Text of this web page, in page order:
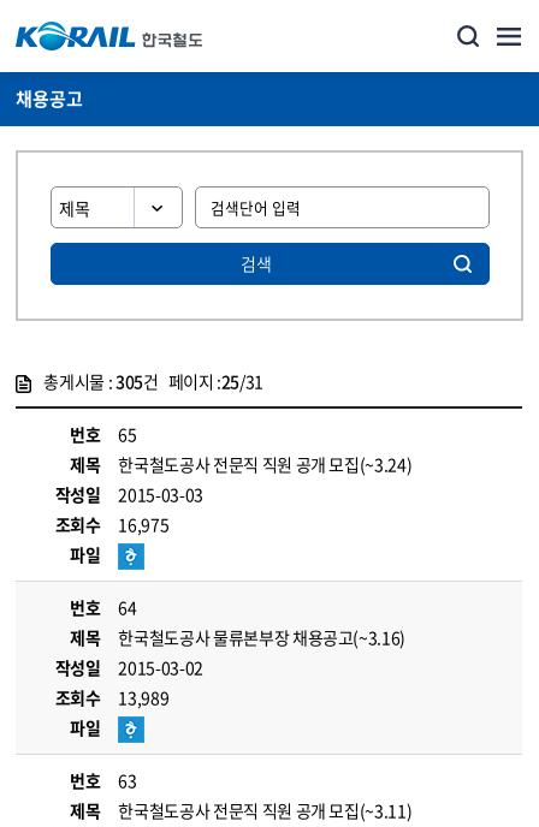
채용공고
검색
총게시물 :305건 페이지 :25/31
번호
65
제목
한국철도공사 전문직 직원 공개 모집(~3.24)
작성일
2015-03-03
조회수
16,975
파일
번호
64
제목
한국철도공사 물류본부장 채용공고(~3.16)
작성일
2015-03-02
조회수
13,989
파일
번호
63
제목
한국철도공사 전문직 직원 공개 모집(~3.11)